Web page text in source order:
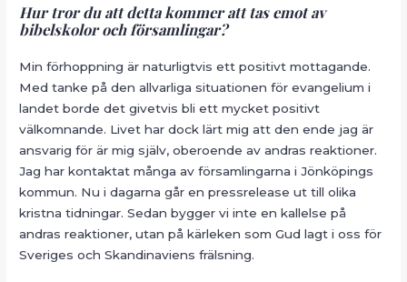
Hur tror du att detta kommer att tas emot av
bibelskolor och församlingar?
Min förhoppning är naturligtvis ett positivt mottagande.
Med tanke på den allvarliga situationen för evangelium i
landet borde det givetvis bli ett mycket positivt
välkomnande. Livet har dock lärt mig att den ende jag är
ansvarig för är mig själv, oberoende av andras reaktioner.
Jag har kontaktat många av församlingarna i Jönköpings
kommun. Nu i dagarna går en pressrelease ut till olika
kristna tidningar. Sedan bygger vi inte en kallelse på
andras reaktioner, utan på kärleken som Gud lagt i oss för
Sveriges och Skandinaviens frälsning.